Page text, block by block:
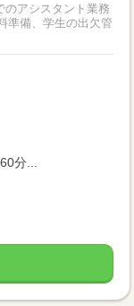
のアシスタント業務
準備、学生の出欠管
分...